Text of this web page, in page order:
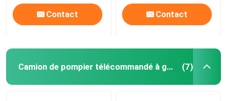
Contact Contact
Camion de pompier télécommandé à gaz (7)